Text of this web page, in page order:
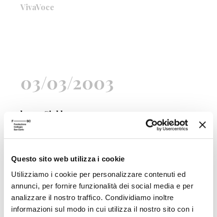
Questo sito web utilizza i cookie
Utilizziamo i cookie per personalizzare contenuti ed
annunci, per fornire funzionalità dei social media e per
analizzare il nostro traffico. Condividiamo inoltre
informazioni sul modo in cui utilizza il nostro sito con i
VivaVoce
03/03/2003
legge Giobbe
Moni Ovadia